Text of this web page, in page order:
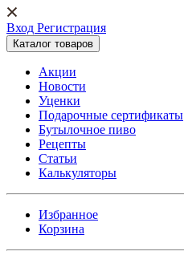
Вход Регистрация
Каталог товаров
Акции
Новости
Уценки
Подарочные сертификаты
Бутылочное пиво
Рецепты
Статьи
Калькуляторы
Избранное
Корзина